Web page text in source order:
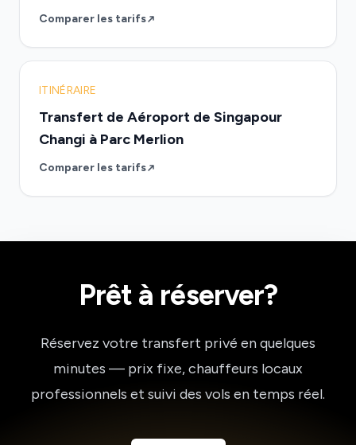
Comparer les tarifs
ITINÉRAIRE
Transfert de Aéroport de Singapour
Changi à Parc Merlion
Comparer les tarifs
Prêt à réserver?
Réservez votre transfert privé en quelques
minutes — prix fixe, chauffeurs locaux
professionnels et suivi des vols en temps réel.